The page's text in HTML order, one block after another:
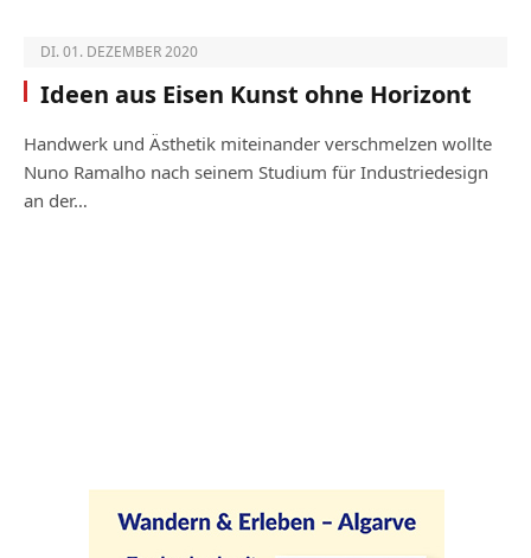
DI. 01. DEZEMBER 2020
Ideen aus Eisen Kunst ohne Horizont
Handwerk und Ästhetik miteinander verschmelzen wollte
Nuno Ramalho nach seinem Studium für Industriedesign
an der…